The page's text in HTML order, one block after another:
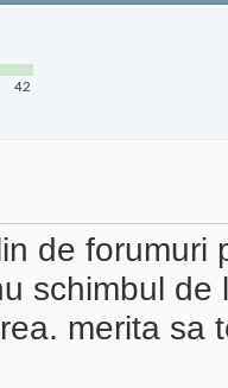
42
de forumuri
schimbul
merita sa